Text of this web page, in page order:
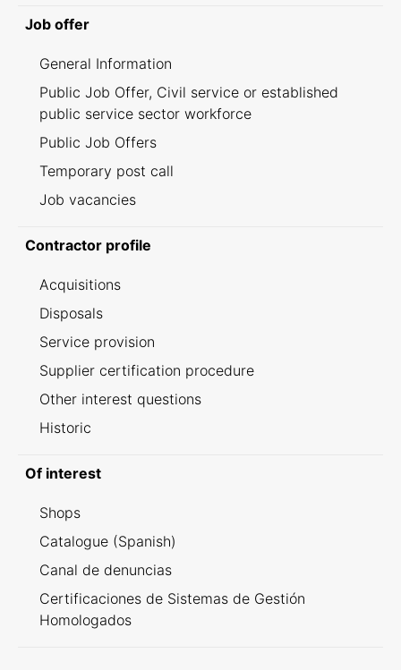
Job offer
General Information
Public Job Offer, Civil service or established
public service sector workforce
Public Job Offers
Temporary post call
Job vacancies
Contractor profile
Acquisitions
Disposals
Service provision
Supplier certification procedure
Other interest questions
Historic
Of interest
Shops
Catalogue (Spanish)
Canal de denuncias
Certificaciones de Sistemas de Gestión
Homologados